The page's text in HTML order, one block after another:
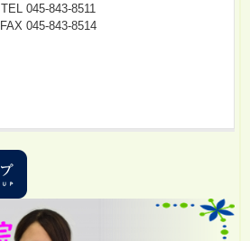
TEL 045-843-8511
FAX 045-843-8514